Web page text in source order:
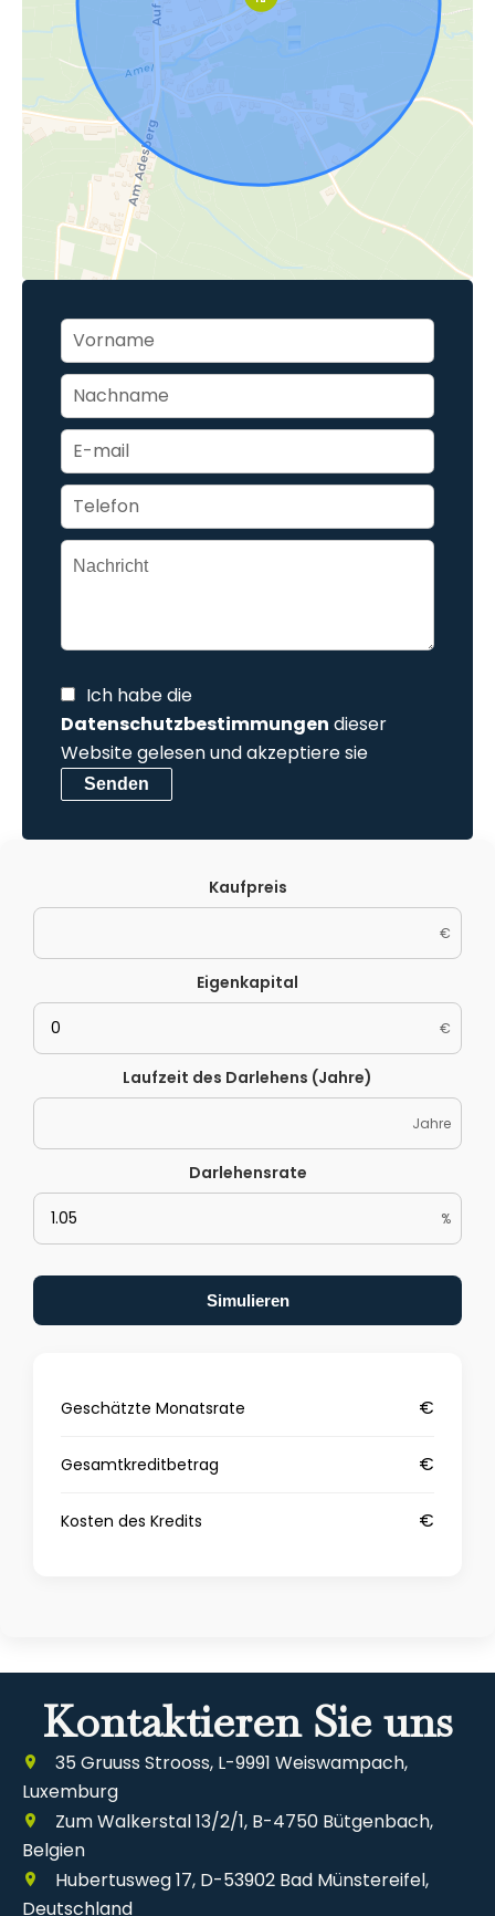
Ich habe die
Datenschutzbestimmungen dieser
Website gelesen und akzeptiere sie
Senden
Kaufpreis
€
Eigenkapital
€
Laufzeit des Darlehens (Jahre)
Jahre
Darlehensrate
%
Simulieren
Geschätzte Monatsrate €
Gesamtkreditbetrag €
Kosten des Kredits €
Kontaktieren Sie uns
35 Gruuss Strooss, L-9991 Weiswampach,
Luxemburg
Zum Walkerstal 13/2/1, B-4750 Bütgenbach,
Belgien
Hubertusweg 17, D-53902 Bad Münstereifel,
Deutschland